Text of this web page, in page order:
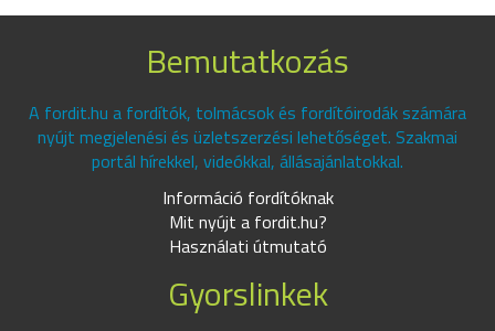
Bemutatkozás
A fordit.hu a fordítók, tolmácsok és fordítóirodák számára
nyújt megjelenési és üzletszerzési lehetőséget. Szakmai
portál hírekkel, videókkal, állásajánlatokkal.
Információ fordítóknak
Mit nyújt a fordit.hu?
Használati útmutató
Gyorslinkek